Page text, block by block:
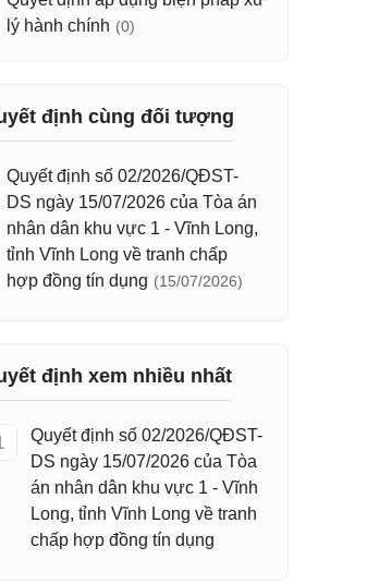
lý hành chính (0)
định cùng đối tượng
Quyết định số 02/2026/QĐST-
DS ngày 15/07/2026 của Tòa án
nhân dân khu vực 1 - Vĩnh Long,
tỉnh Vĩnh Long về tranh chấp
hợp đồng tín dụng (15/07/2026)
định xem nhiều nhất
Quyết định số 02/2026/QĐST-
DS ngày 15/07/2026 của Tòa
án nhân dân khu vực 1 - Vĩnh
Long, tỉnh Vĩnh Long về tranh
chấp hợp đồng tín dụng